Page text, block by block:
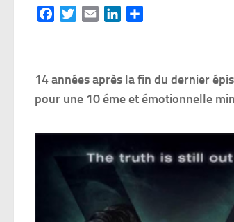
FacebookTwitterEmail LinkedIn
14 années après la fin du dernier
pour une 10 éme et émotionnelle